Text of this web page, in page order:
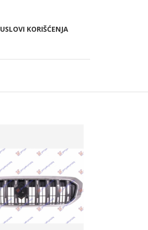
USLOVI KORIŠĆENJA